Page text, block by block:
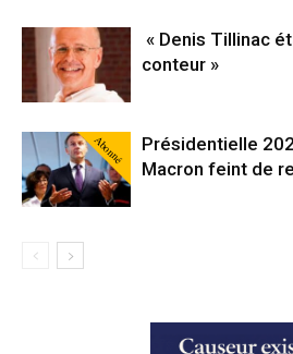
« Denis Tillinac
conteur »
Abonné
Présidentielle
Macron feint de